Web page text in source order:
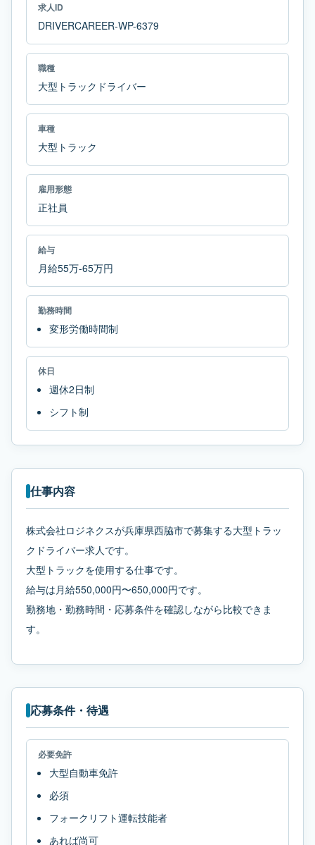
求人ID
DRIVERCAREER-WP-6379
職種
大型トラックドライバー
車種
大型トラック
雇用形態
正社員
給与
月給55万-65万円
勤務時間
変形労働時間制
休日
週休2日制
シフト制
仕事内容
株式会社ロジネクスが兵庫県西脇市で募集する大型トラッ
クドライバー求人です。
大型トラックを使用する仕事です。
給与は月給550,000円〜650,000円です。
勤務地・勤務時間・応募条件を確認しながら比較できま
す。
応募条件・待遇
必要免許
大型自動車免許
必須
フォークリフト運転技能者
あれば尚可